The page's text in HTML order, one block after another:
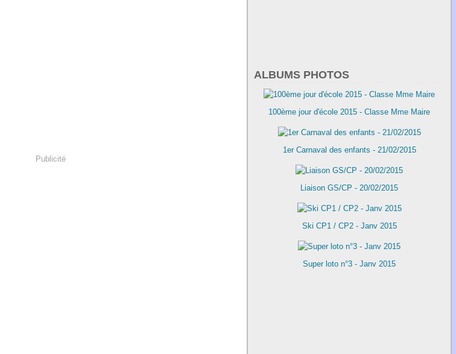
Publicité
ALBUMS PHOTOS
100ème jour d'école 2015 - Classe Mme Maire
1er Carnaval des enfants - 21/02/2015
Liaison GS/CP - 20/02/2015
Ski CP1 / CP2 - Janv 2015
Super loto n°3 - Janv 2015